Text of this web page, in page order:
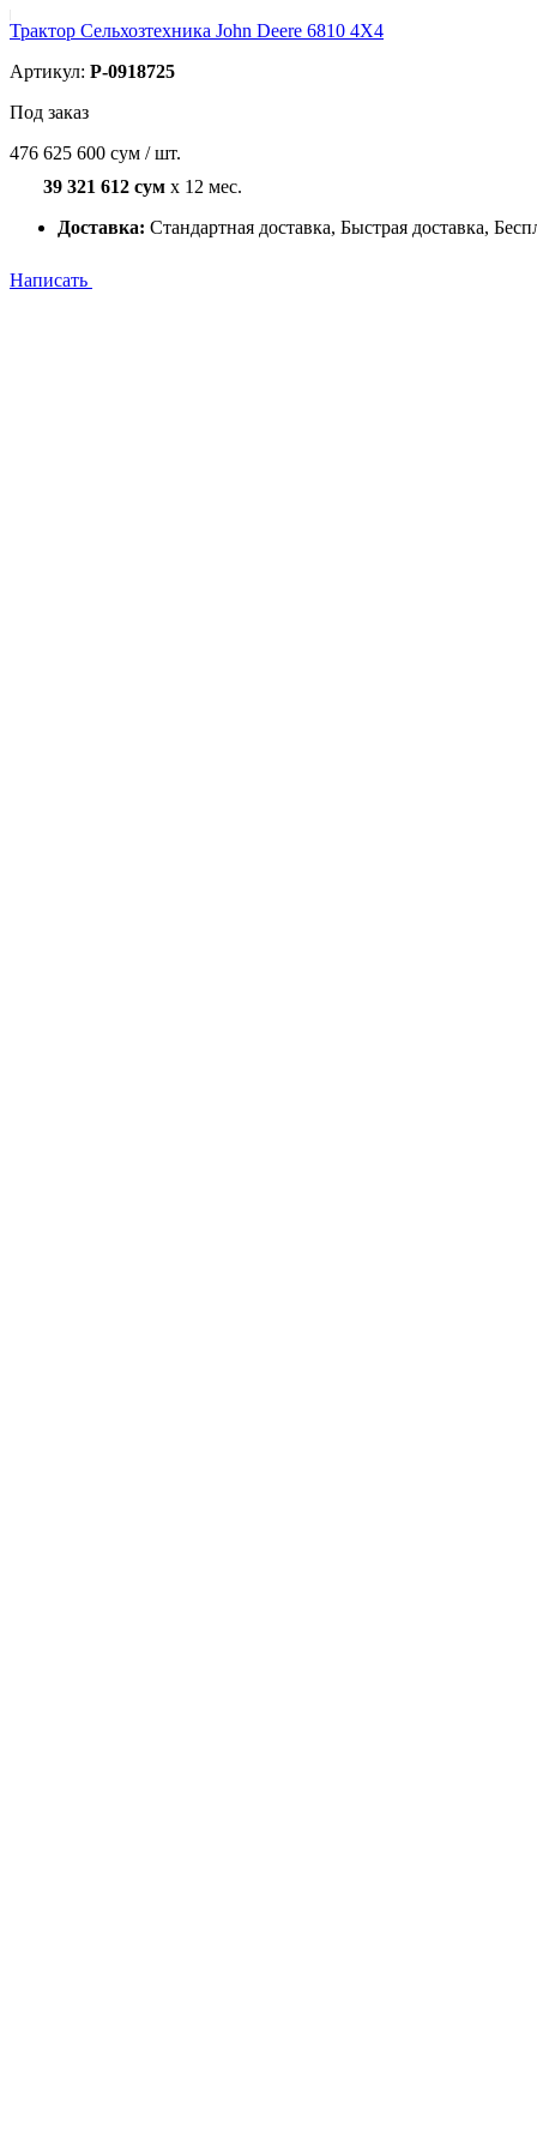
Трактор Сельхозтехника John Deere 6810 4X4
Артикул: P-0918725
Под заказ
476 625 600 сум / шт.
39 321 612 сум x 12 мес.
Доставка: Стандартная доставка, Быстрая доставка,
Написать